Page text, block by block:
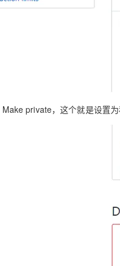
Make private，这个就是设置